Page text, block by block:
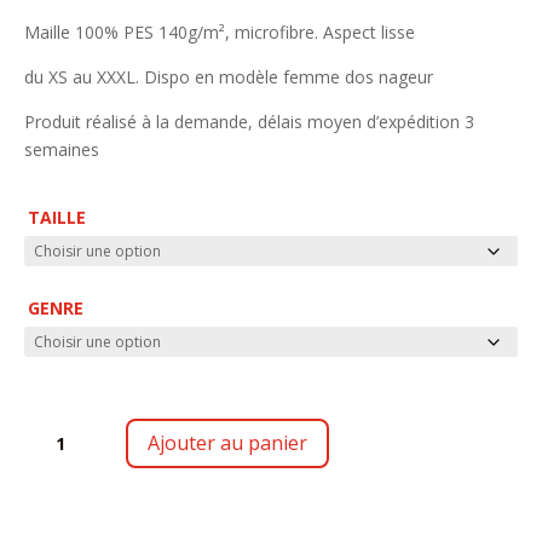
Maille 100% PES 140g/m², microfibre. Aspect lisse
du XS au XXXL. Dispo en modèle femme dos nageur
Produit réalisé à la demande, délais moyen d’expédition 3
semaines
TAILLE
GENRE
Ajouter au panier